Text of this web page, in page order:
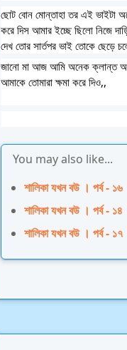
ছোট বোন মোন্তাহা তর এই ভাইটা
করে দিস আমার ইচ্ছে ছিলো নিজে
দেখ তোর সার্তপর ভাই তোকে ছেড়ে
জানো মা আজ আমি অনেক ক্লান্ত
আমাকে তোমারা ক্ষমা করে দিও,,
You may also like...
শালিকা যখন বউ । পর্ব - ১৬
শালিকা যখন বউ । পর্ব - ১৪
শালিকা যখন বউ । পর্ব - ১৭